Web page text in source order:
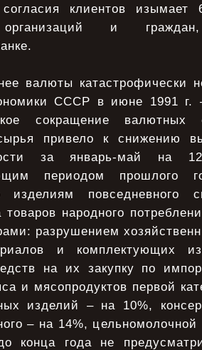
клиентов
организаций и
валюты катастрофически
СССР в июне 1991 г.
сокращение валютных
привело к снижению
за январь-май на
периодом прошлого
повседневного
товаров народного
разрушением
и комплектующих
на их закупку по
и мясопродуктов первой
изделий – на 10%,
– на 14%,
конца года не